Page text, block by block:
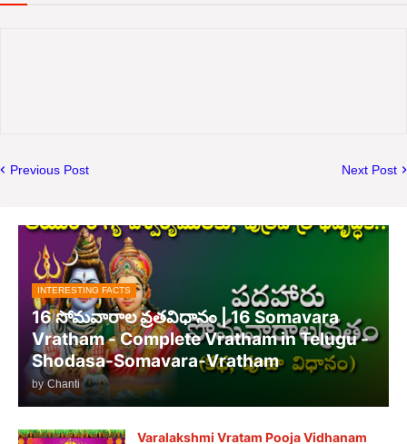
Previous Post Next Post
INTERESTING FACTS
16 సోమవారాల వ్రతవిధానం | 16 Somavara
Vratham - Complete Vratham in Telugu -
Shodasa-Somavara-Vratham
by Chanti
Varalakshmi Vratam Pooja Vidhanam